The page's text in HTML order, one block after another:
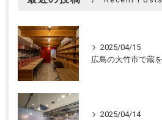
2025/04/15
2025/04/14